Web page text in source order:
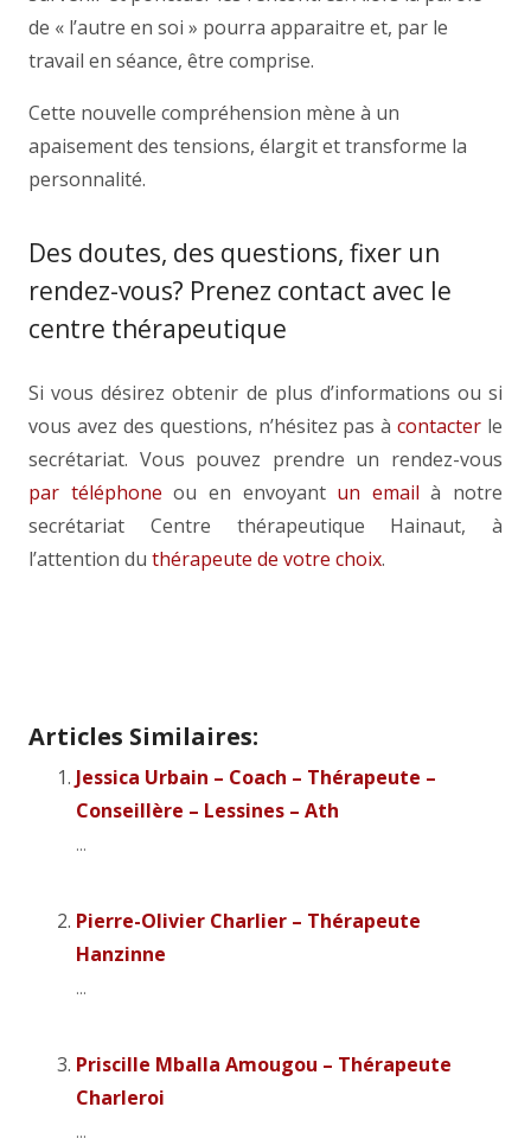
de « l’autre en soi » pourra apparaitre et, par le
travail en séance, être comprise.
Cette nouvelle compréhension mène à un
apaisement des tensions, élargit et transforme la
personnalité.
Des doutes, des questions, fixer un
rendez-vous? Prenez contact avec le
centre thérapeutique
Si vous désirez obtenir de plus d’informations ou si
vous avez des questions, n’hésitez pas àcontacter le
secrétariat. Vous pouvez prendre un rendez-vous
par téléphone ou en envoyantun email à notre
secrétariat Centre thérapeutique Hainaut, à
l’attention du thérapeute de votre choix.
Articles Similaires:
Jessica Urbain – Coach – Thérapeute –
Conseillère – Lessines – Ath
...
Pierre-Olivier Charlier – Thérapeute
Hanzinne
...
Priscille Mballa Amougou – Thérapeute
Charleroi
...